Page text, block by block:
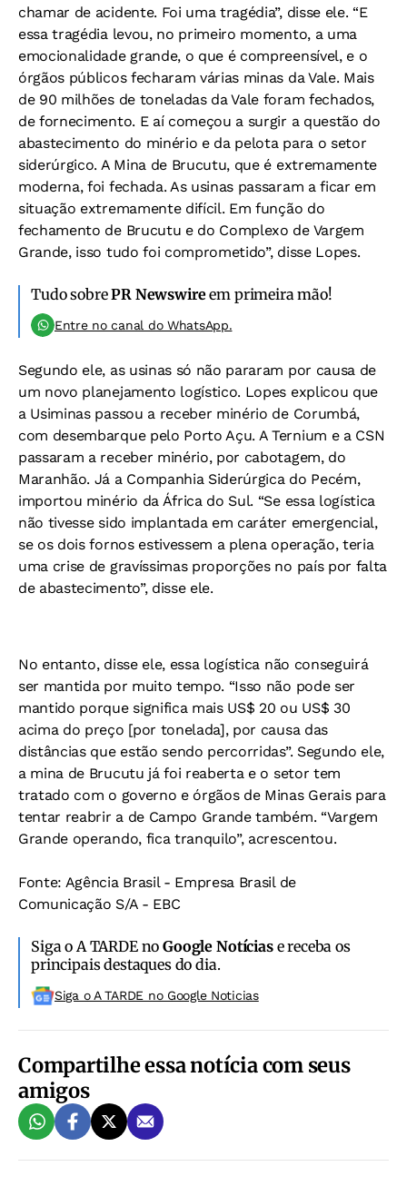
chamar de acidente. Foi uma tragédia”, disse ele. “E
essa tragédia levou, no primeiro momento, a uma
emocionalidade grande, o que é compreensível, e o
órgãos públicos fecharam várias minas da Vale. Mais
de 90 milhões de toneladas da Vale foram fechados,
de fornecimento. E aí começou a surgir a questão do
abastecimento do minério e da pelota para o setor
siderúrgico. A Mina de Brucutu, que é extremamente
moderna, foi fechada. As usinas passaram a ficar em
situação extremamente difícil. Em função do
fechamento de Brucutu e do Complexo de Vargem
Grande, isso tudo foi comprometido”, disse Lopes.
Tudo sobrePR Newswireem primeira mão!
Entre no canal do WhatsApp.
Segundo ele, as usinas só não pararam por causa de
um novo planejamento logístico. Lopes explicou que
a Usiminas passou a receber minério de Corumbá,
com desembarque pelo Porto Açu. A Ternium e a CSN
passaram a receber minério, por cabotagem, do
Maranhão. Já a Companhia Siderúrgica do Pecém,
importou minério da África do Sul. “Se essa logística
não tivesse sido implantada em caráter emergencial,
se os dois fornos estivessem a plena operação, teria
uma crise de gravíssimas proporções no país por falta
de abastecimento”, disse ele.
No entanto, disse ele, essa logística não conseguirá
ser mantida por muito tempo. “Isso não pode ser
mantido porque significa mais US$ 20 ou US$ 30
acima do preço [por tonelada], por causa das
distâncias que estão sendo percorridas”. Segundo ele,
a mina de Brucutu já foi reaberta e o setor tem
tratado com o governo e órgãos de Minas Gerais para
tentar reabrir a de Campo Grande também. “Vargem
Grande operando, fica tranquilo”, acrescentou.
Fonte: Agência Brasil - Empresa Brasil de
Comunicação S/A - EBC
Siga o A TARDE noGoogle Notíciase receba os
principais destaques do dia.
Siga o A TARDE no Google Noticias
Compartilhe essa notícia com seus
amigos